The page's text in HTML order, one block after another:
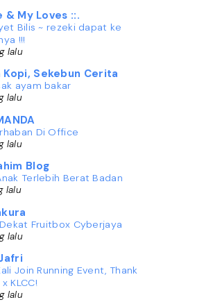
& My Loves ::.
Bilis ~ rezeki dapat ke
!!!
lalu
Kopi, Sekebun Cerita
ayam bakar
lalu
Di Office
lalu
Blog
Terlebih Berat Badan
lalu
Fruitbox Cyberjaya
lalu
Join Running Event, Thank
KLCC!
lalu